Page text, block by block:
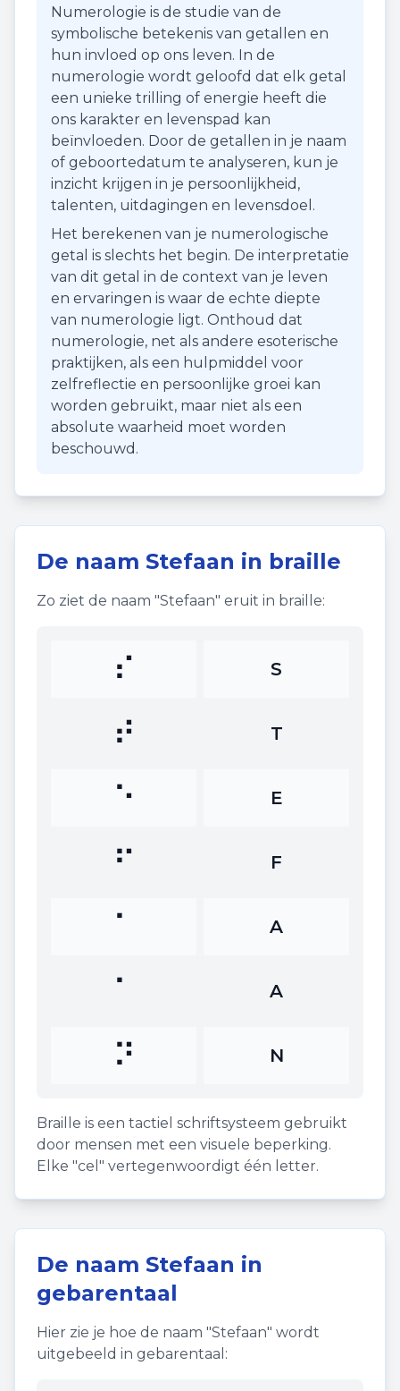
Numerologie is de studie van de
symbolische betekenis van getallen en
hun invloed op ons leven. In de
numerologie wordt geloofd dat elk getal
een unieke trilling of energie heeft die
ons karakter en levenspad kan
beïnvloeden. Door de getallen in je naam
of geboortedatum te analyseren, kun je
inzicht krijgen in je persoonlijkheid,
talenten, uitdagingen en levensdoel.
Het berekenen van je numerologische
getal is slechts het begin. De interpretatie
van dit getal in de context van je leven
en ervaringen is waar de echte diepte
van numerologie ligt. Onthoud dat
numerologie, net als andere esoterische
praktijken, als een hulpmiddel voor
zelfreflectie en persoonlijke groei kan
worden gebruikt, maar niet als een
absolute waarheid moet worden
beschouwd.
De naam Stefaan in braille
Zo ziet de naam "Stefaan" eruit in braille:
⠎ S
⠞ T
⠑ E
⠋ F
⠁ A
⠁ A
⠝ N
Braille is een tactiel schriftsysteem gebruikt
door mensen met een visuele beperking.
Elke "cel" vertegenwoordigt één letter.
De naam Stefaan in
gebarentaal
Hier zie je hoe de naam "Stefaan" wordt
uitgebeeld in gebarentaal: